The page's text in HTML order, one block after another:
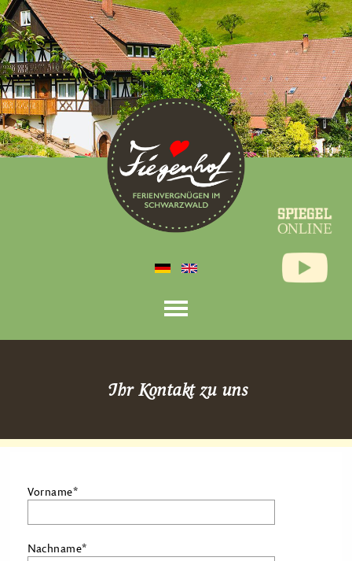
Produkte
Kontakt
Ihr Kontakt zu uns
Vorname*
Nachname*